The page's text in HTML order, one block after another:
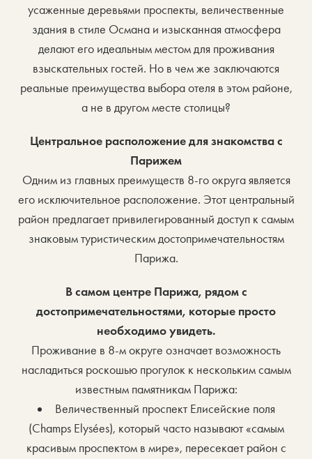
усаженные деревьями проспекты, величественные
здания в стиле Османа и изысканная атмосфера
делают его идеальным местом для проживания
взыскательных гостей. Но в чем же заключаются
реальные преимущества выбора отеля в этом районе,
а не в другом месте столицы?
Центральное расположение для знакомства с
Парижем
Одним из главных преимуществ 8-го округа является
его исключительное расположение. Этот центральный
район предлагает привилегированный доступ к самым
знаковым туристическим достопримечательностям
Парижа.
В самом центре Парижа, рядом с
достопримечательностями, которые просто
необходимо увидеть.
Проживание в 8-м округе означает возможность
насладиться роскошью прогулок к нескольким самым
известным памятникам Парижа:
Величественный проспект Елисейские поля
(Champs Elysées), который часто называют «самым
красивым проспектом в мире», пересекает район с